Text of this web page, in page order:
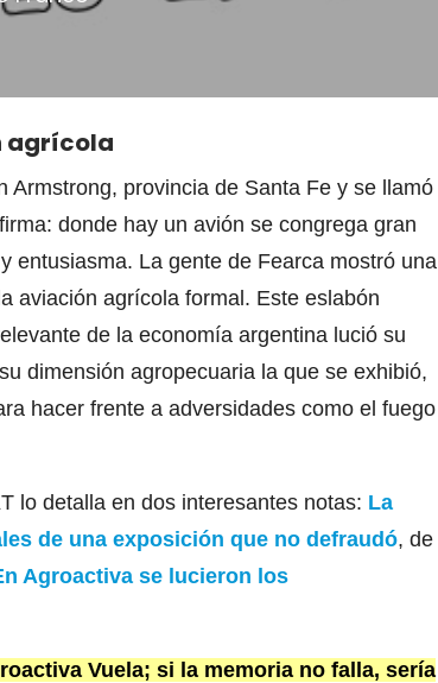
agrícola
Armstrong, provincia de Santa Fe y se llamó
donde hay un avión se congrega gran
entusiasma. La gente de Fearca mostró una
aviación agrícola formal. Este eslabón
de la economía argentina lució su
dimensión agropecuaria la que se exhibió,
hacer frente a adversidades como el fuego
lo detalla en dos interesantes notas: La
de una exposición que no defraudó, de
Agroactiva se lucieron los
Vuela; si la memoria no falla, sería